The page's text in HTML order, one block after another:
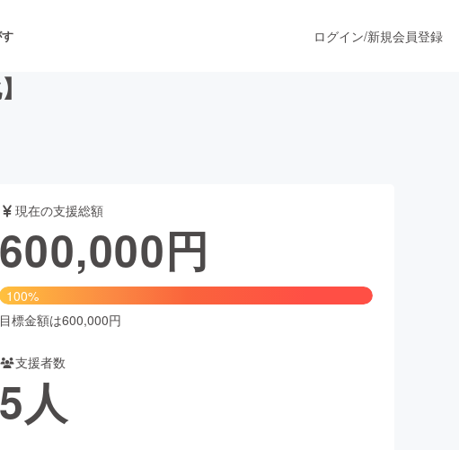
ンス
ファッション
ルスケア
ログイン/新規会員登録
現在の支援総額
600,000円
100%
目標金額は600,000円
支援者数
5人